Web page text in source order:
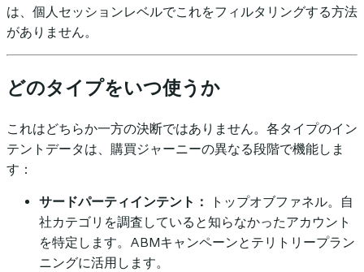
は、個人セッションレベルでこれをフィルタリングする方法
がありません。
どのタイプをいつ使うか
これはどちらか一方の決断ではありません。各タイプのイン
テントデータは、購買ジャーニーの異なる段階で機能しま
す：
サードパーティインテント：
トップオブファネル。自
社カテゴリを調査していると知らなかったアカウント
を特定します。ABMキャンペーンとテリトリープラン
ニングに活用します。